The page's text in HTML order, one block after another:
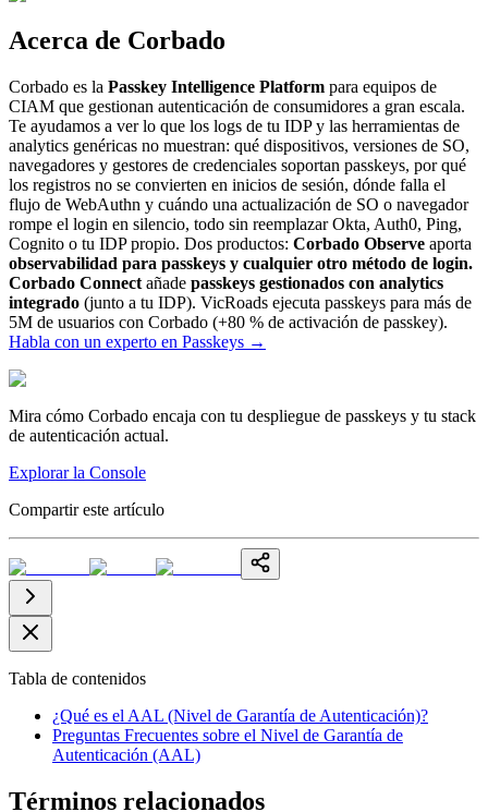
Acerca de Corbado
Corbado es la Passkey Intelligence Platform para equipos de
CIAM que gestionan autenticación de consumidores a gran escala.
Te ayudamos a ver lo que los logs de tu IDP y las herramientas de
analytics genéricas no muestran: qué dispositivos, versiones de SO,
navegadores y gestores de credenciales soportan passkeys, por qué
los registros no se convierten en inicios de sesión, dónde falla el
flujo de WebAuthn y cuándo una actualización de SO o navegador
rompe el login en silencio, todo sin reemplazar Okta, Auth0, Ping,
Cognito o tu IDP propio. Dos productos: Corbado Observe aporta
observabilidad para passkeys y cualquier otro método de login.
Corbado Connect añade passkeys gestionados con analytics
integrado (junto a tu IDP). VicRoads ejecuta passkeys para más de
5M de usuarios con Corbado (+80 % de activación de passkey).
Habla con un experto en Passkeys →
Mira cómo Corbado encaja con tu despliegue de passkeys y tu stack
de autenticación actual.
Explorar la Console
Compartir este artículo
Tabla de contenidos
¿Qué es el AAL (Nivel de Garantía de Autenticación)?
Preguntas Frecuentes sobre el Nivel de Garantía de
Autenticación (AAL)
Términos relacionados